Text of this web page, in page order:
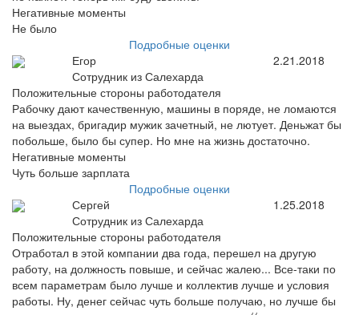
Негативные моменты
Не было
Подробные оценки
Егор
Сотрудник из Салехарда
2.21.2018
Положительные стороны работодателя
Рабочку дают качественную, машины в поряде, не ломаются
на выездах, бригадир мужик зачетный, не лютует. Деньжат бы
побольше, было бы супер. Но мне на жизнь достаточно.
Негативные моменты
Чуть больше зарплата
Подробные оценки
Сергей
Сотрудник из Салехарда
1.25.2018
Положительные стороны работодателя
Отработал в этой компании два года, перешел на другую
работу, на должность повыше, и сейчас жалею... Все-таки по
всем параметрам было лучше и коллектив лучше и условия
работы. Ну, денег сейчас чуть больше получаю, но лучше бы